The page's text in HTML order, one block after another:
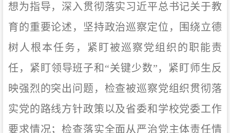
想为指导，深入贯彻落实习近平总书记关于教
育的重要论述，坚持政治巡察定位，围绕立德
树人根本任务，紧盯被巡察党组织的职能责
任，紧盯领导班子和“关键少数”，紧盯师生反
映强烈的突出问题，检查被巡察党组织贯彻落
实党的路线方针政策以及省委和学校党委工作
要求情况；检查落实全面从严治党主体责任情